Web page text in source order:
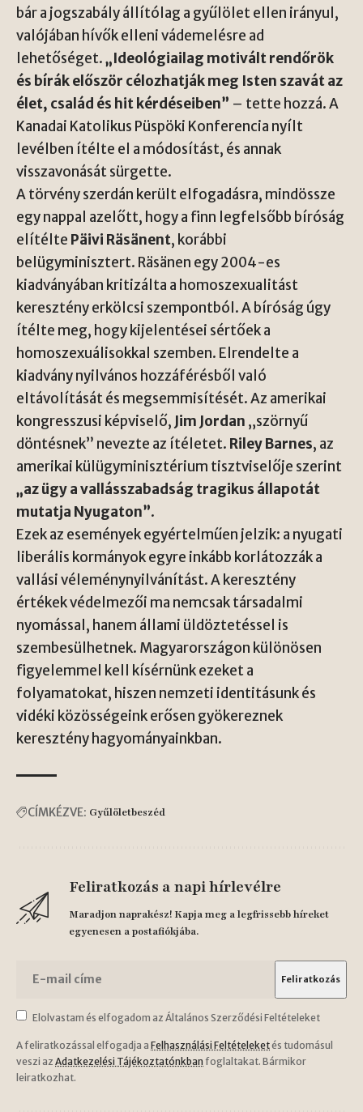
bár a jogszabály állítólag a gyűlölet ellen irányul,
valójában hívők elleni vádemelésre ad
lehetőséget.„Ideológiailag motivált rendőrök
és bírák először célozhatják meg Isten szavát az
élet, család és hit kérdéseiben” – tette hozzá. A
Kanadai Katolikus Püspöki Konferencia nyílt
levélben ítélte el a módosítást, és annak
visszavonását sürgette.
A törvény szerdán került elfogadásra, mindössze
egy nappal azelőtt, hogy a finn legfelsőbb bíróság
elítélte Päivi Räsänent, korábbi
belügyminisztert. Räsänen egy 2004-es
kiadványában kritizálta a homoszexualitást
keresztény erkölcsi szempontból. A bíróság úgy
ítélte meg, hogy kijelentései sértőek a
homoszexuálisokkal szemben. Elrendelte a
kiadvány nyilvános hozzáférésből való
eltávolítását és megsemmisítését. Az amerikai
kongresszusi képviselő, Jim Jordan „szörnyű
döntésnek” nevezte az ítéletet. Riley Barnes, az
amerikai külügyminisztérium tisztviselője szerint
„az ügy a vallásszabadság tragikus állapotát
mutatja Nyugaton”.
Ezek az események egyértelműen jelzik: a nyugati
liberális kormányok egyre inkább korlátozzák a
vallási véleménynyilvánítást. A keresztény
értékek védelmezői ma nemcsak társadalmi
nyomással, hanem állami üldöztetéssel is
szembesülhetnek. Magyarországon különösen
figyelemmel kell kísérnünk ezeket a
folyamatokat, hiszen nemzeti identitásunk és
vidéki közösségeink erősen gyökereznek
keresztény hagyományainkban.
CÍMKÉZVE: Gyűlöletbeszéd
Feliratkozás a napi hírlevélre
Maradjon naprakész! Kapja meg a legfrissebb híreket
egyenesen a postafiókjába.
Elolvastam és elfogadom az Általános Szerződési Feltételeket
A feliratkozással elfogadja a Felhasználási Feltételeketés tudomásul
veszi az Adatkezelési Tájékoztatónkban foglaltakat. Bármikor
leiratkozhat.